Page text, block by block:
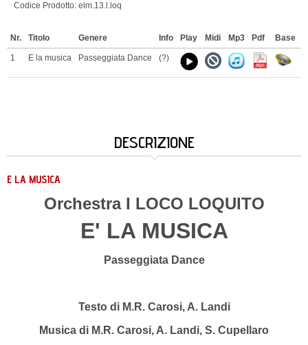
Codice Prodotto: elm.13.l.loq
Nr. Titolo Genere Info Play Midi Mp3 Pdf Base
1 E la musica Passeggiata Dance (?)
DESCRIZIONE
E LA MUSICA
Orchestra I LOCO LOQUITO
E' LA MUSICA
Passeggiata Dance
Testo di M.R. Carosi, A. Landi
Musica di M.R. Carosi, A. Landi, S. Cupellaro